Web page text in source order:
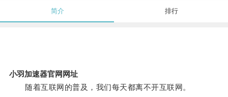
简介 排行
小羽加速器官网网址
随着互联网的普及，我们每天都离不开互联网。